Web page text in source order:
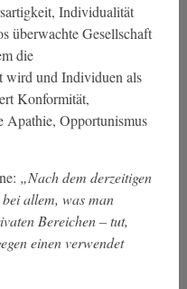
Individualität
überwachte Gesellschaft
die
wird und Individuen als
Konformität,
Opportunismus
„Nach dem derzeitigen
allem, was man
Bereichen – tut,
einen verwendet